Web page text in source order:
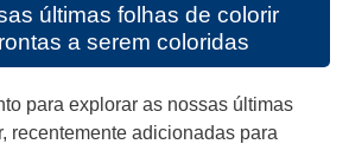
últimas folhas de colorir
a serem coloridas
para explorar as nossas últimas
recentemente adicionadas para